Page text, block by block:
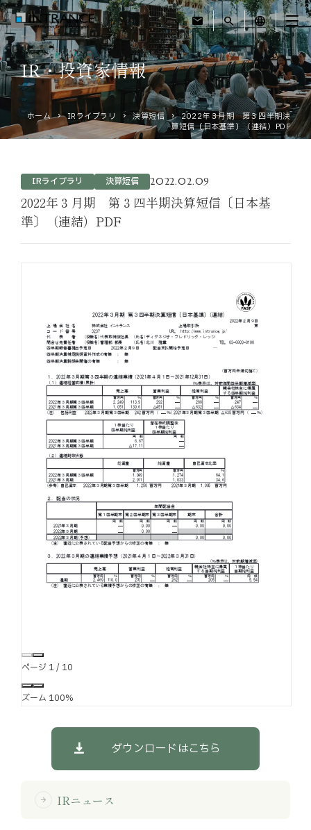
mail search language
トップ
企業情報
運営ホテル
IR・投資家情報
お知らせ
お役立ちコラム
採用情報
お問い合わせ
IR・投資家情報
ホーム IRライブラリ 決算短信
2022年３月期 第３四半期決
算短信〔日本基準〕（連結）PDF
IRライブラリ 決算短信 2022.02.09
2022年３月期 第３四半期決算短信〔日本基
準〕（連結）PDF
ページ 1/ 10
ズーム 100%
ダウンロードはこちら
arrow_forward IRニュース